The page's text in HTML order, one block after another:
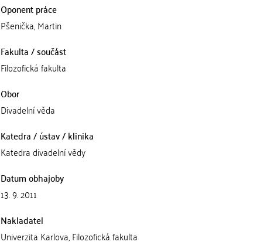
Oponent práce
Pšenička, Martin
Fakulta / součást
Filozofická fakulta
Obor
Divadelní věda
Katedra / ústav / klinika
Katedra divadelní vědy
Datum obhajoby
13. 9. 2011
Nakladatel
Univerzita Karlova, Filozofická fakulta